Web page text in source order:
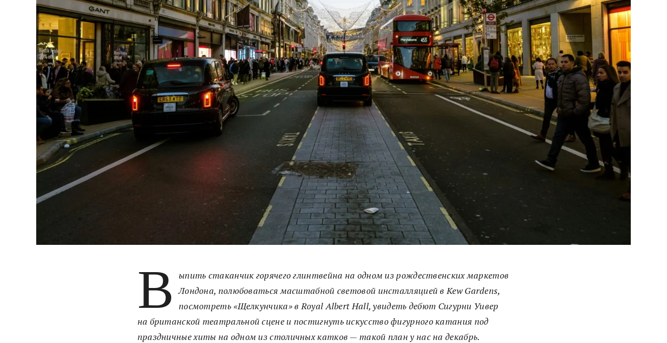
В
ыпить стаканчик горячего глинтвейна на одном из рождественских маркетов
Лондона, полюбоваться масштабной световой инсталляцией в Kew Gardens,
посмотреть «Щелкунчика» в Royal Albert Hall, увидеть дебют Сигурни Уивер
на британской театральной сцене и постигнуть искусство фигурного катания под
праздничные хиты на одном из столичных катков — такой план у нас на декабрь.